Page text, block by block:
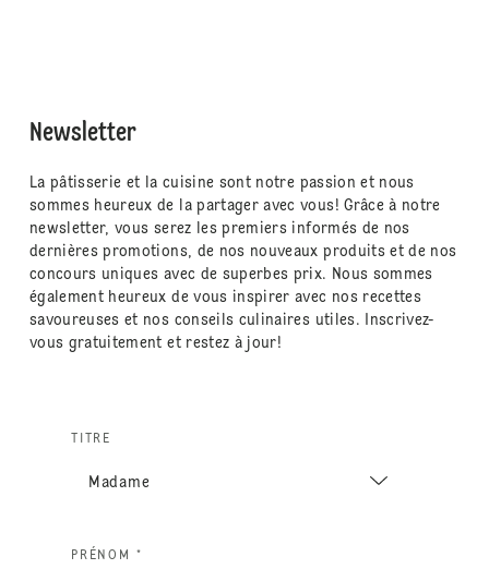
Newsletter
La pâtisserie et la cuisine sont notre passion et nous
sommes heureux de la partager avec vous! Grâce à notre
newsletter, vous serez les premiers informés de nos
dernières promotions, de nos nouveaux produits et de nos
concours uniques avec de superbes prix. Nous sommes
également heureux de vous inspirer avec nos recettes
savoureuses et nos conseils culinaires utiles. Inscrivez-
vous gratuitement et restez à jour!
TITRE
PRÉNOM *